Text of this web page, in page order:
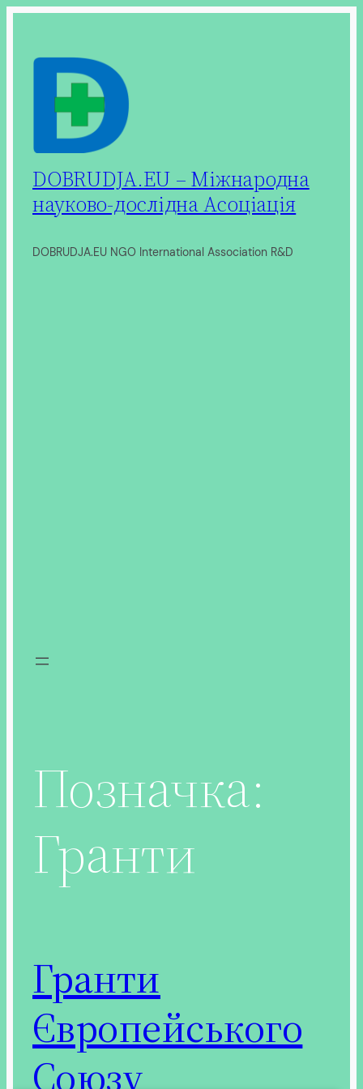
вмісту
DOBRUDJA.EU – Міжнародна
науково-дослідна Асоціація
DOBRUDJA.EU NGO International Association R&D
Позначка:
Гранти
Гранти
Європейського
Союзу